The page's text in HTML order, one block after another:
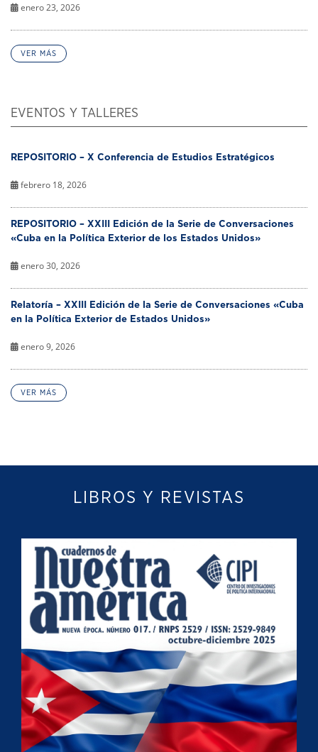
enero 23, 2026
VER MÁS
EVENTOS Y TALLERES
REPOSITORIO – X Conferencia de Estudios Estratégicos
febrero 18, 2026
REPOSITORIO – XXIII Edición de la Serie de Conversaciones
«Cuba en la Política Exterior de los Estados Unidos»
enero 30, 2026
Relatoría – XXIII Edición de la Serie de Conversaciones «Cuba
en la Política Exterior de Estados Unidos»
enero 9, 2026
VER MÁS
LIBROS Y REVISTAS